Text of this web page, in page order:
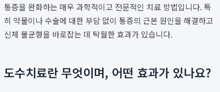
통증을 완화하는 매우 과학적이고 전문적인 치료 방법입니다. 특
히 약물이나 수술에 대한 부담 없이 통증의 근본 원인을 해결하고
신체 불균형을 바로잡는 데 탁월한 효과가 있습니다.
도수치료란 무엇이며, 어떤 효과가 있나요?